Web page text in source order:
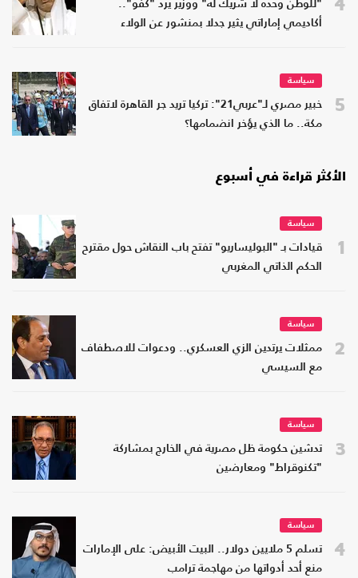
"للوطن وحده لا شريك له" ووزير يرد "كفو"..
أكاديمي إماراتي يثير جدلا بمنشور عن الولاء
5
سياسة
خبير مصري لـ"عربي21": تركيا تريد جر القاهرة لاتفاق
مكة.. ما الذي يؤخر انضمامها؟
الأكثر قراءة في أسبوع
1
سياسة
قيادات بـ "البوليساريو" تفتح باب النقاش حول مقترح
الحكم الذاتي المغربي
2
سياسة
ممثلات يرتدين الزي العسكري.. ودعوات للاصطفاف
مع السيسي
3
سياسة
تدشين حكومة ظل مصرية في الخارج بمشاركة
"تكنوقراط" ومعارضين
4
سياسة
تسلم 5 ملايين دولار.. البيت الأبيض: على الإمارات
منع أحد أدواتها من مهاجمة ترامب